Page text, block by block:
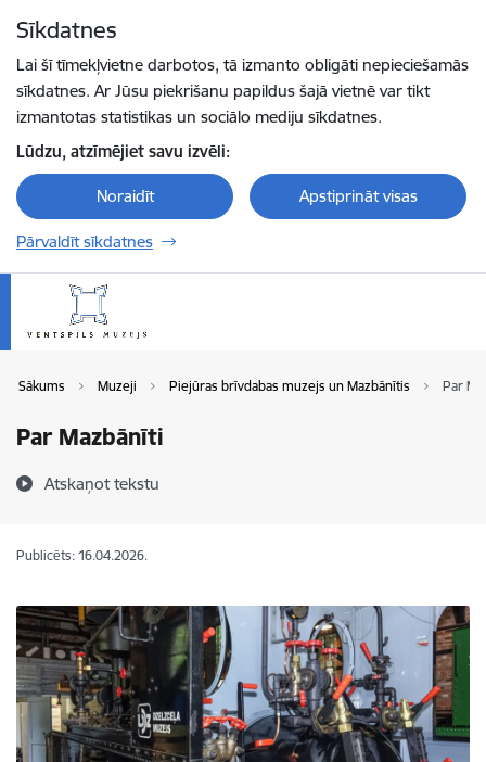
Sīkdatnes
Lai šī tīmekļvietne darbotos, tā izmanto obligāti nepieciešamās
sīkdatnes. Ar Jūsu piekrišanu papildus šajā vietnē var tikt
izmantotas statistikas un sociālo mediju sīkdatnes.
Lūdzu, atzīmējiet savu izvēli:
Noraidīt Apstiprināt visas
Pārvaldīt sīkdatnes
Sākums Muzeji Piejūras brīvdabas muzejs un Mazbānītis Par
Par Mazbānīti
Atskaņot tekstu
Publicēts: 16.04.2026.